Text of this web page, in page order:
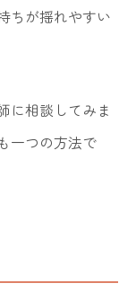
ちが揺れやすい
に相談してみま
一つの方法で